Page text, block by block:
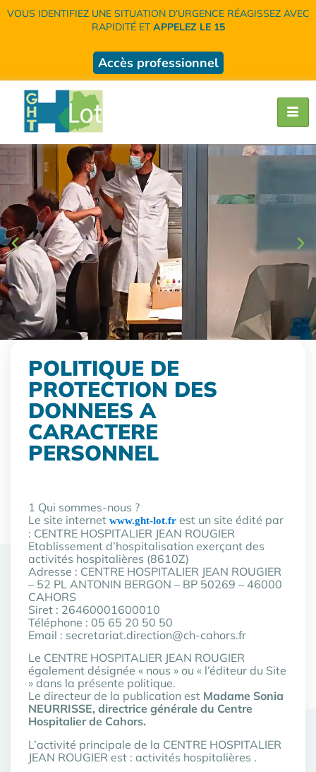
VOUS IDENTIFIEZ UNE SITUATION D’URGENCE RÉAGISSEZ AVEC
RAPIDITÉ ETAPPELEZ LE 15
Accès professionnel
Les hôpitaux publics du
Lot,
des hôpitaux engagés.
POLITIQUE DE
PROTECTION DES
DONNEES A
CARACTERE
PERSONNEL
1 Qui sommes-nous ?
Le site internet www.ght-lot.fr est un site édité par
: CENTRE HOSPITALIER JEAN ROUGIER
Etablissement d’hospitalisation exerçant des
activités hospitalières (8610Z)
Adresse : CENTRE HOSPITALIER JEAN ROUGIER
– 52 PL ANTONIN BERGON – BP 50269 – 46000
CAHORS
Siret : 26460001600010
Téléphone : 05 65 20 50 50
Email : secretariat.direction@ch-cahors.fr
Le CENTRE HOSPITALIER JEAN ROUGIER
également désignée « nous » ou « l’éditeur du Site
» dans la présente politique.
Le directeur de la publication est Madame Sonia
NEURRISSE, directrice générale du Centre
Hospitalier de Cahors.
L’activité principale de la CENTRE HOSPITALIER
JEAN ROUGIER est : activités hospitalières .